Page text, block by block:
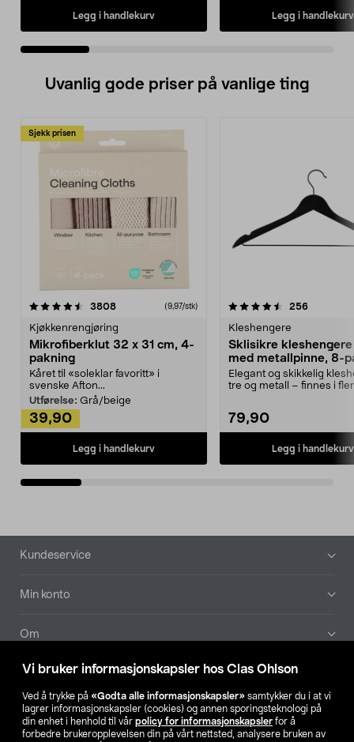
Vi bruker informasjonskapsler hos Clas Ohlson
Ved å trykke på «Godta alle informasjonskapsler» samtykker du i at vi
lagrer informasjonskapsler (cookies) og annen sporingsteknologi på
din enhet i henhold til vår policy for informasjonskapsler for å
forbedre brukeropplevelsen din på vårt nettsted, analysere bruken av
Legg i handlekurv Legg i handlekurv
Uvanlig gode priser på vanlige ting
Sjekk prisen
3808anmeldelser(9,97/stk)
Kjøkkenrengjøring
Mikrofiberklut 32 x 31 cm, 4-
pakning
Kåret til «soleklar favoritt» i
svenske Afton...
Utførelse: Grå/beige
39,90
Legg i handlekurv
4.5av 5 stjerner 256
Kleshengere
Sklisikre
med metallpinne, 8-
Elegant og skikkelig
tre og metall – finnes i
79,90
Legg i handlekurv
4.5av 5 stjerner
Bunntekst
Kundeservice
Min konto
Om
Aktuelt
Våre selskaper